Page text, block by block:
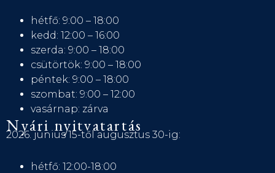
hétfő: 9:00 – 18:00
kedd: 12:00 – 16:00
szerda: 9:00 – 18:00
csütörtök: 9:00 – 18:00
péntek: 9:00 – 18:00
szombat: 9:00 – 12:00
vasárnap: zárva
Nyári nyitvatartás
2026. június 15-től augusztus 30-ig:
hétfő: 12:00-18:00